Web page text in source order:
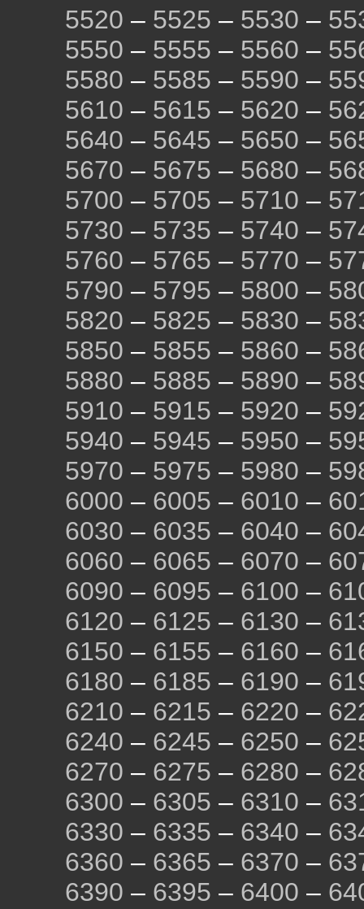
5520 – 5525 – 5530 –
5550 – 5555 – 5560 –
5580 – 5585 – 5590 –
5610 – 5615 – 5620 –
5640 – 5645 – 5650 –
5670 – 5675 – 5680 –
5700 – 5705 – 5710 –
5730 – 5735 – 5740 –
5760 – 5765 – 5770 –
5790 – 5795 – 5800 –
5820 – 5825 – 5830 –
5850 – 5855 – 5860 –
5880 – 5885 – 5890 –
5910 – 5915 – 5920 –
5940 – 5945 – 5950 –
5970 – 5975 – 5980 –
6000 – 6005 – 6010 –
6030 – 6035 – 6040 –
6060 – 6065 – 6070 –
6090 – 6095 – 6100 –
6120 – 6125 – 6130 –
6150 – 6155 – 6160 –
6180 – 6185 – 6190 –
6210 – 6215 – 6220 –
6240 – 6245 – 6250 –
6270 – 6275 – 6280 –
6300 – 6305 – 6310 –
6330 – 6335 – 6340 –
6360 – 6365 – 6370 –
6390 – 6395 – 6400 –